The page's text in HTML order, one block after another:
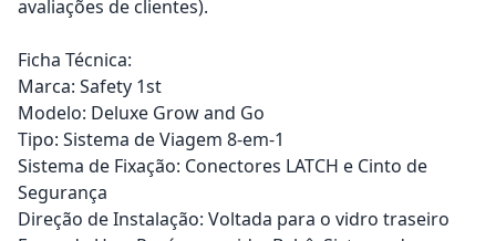
avaliações de clientes).
Ficha Técnica:
Marca: Safety 1st
Modelo: Deluxe Grow and Go
Tipo: Sistema de Viagem 8-em-1
Sistema de Fixação: Conectores LATCH e Cinto de
Segurança
Direção de Instalação: Voltada para o vidro traseiro